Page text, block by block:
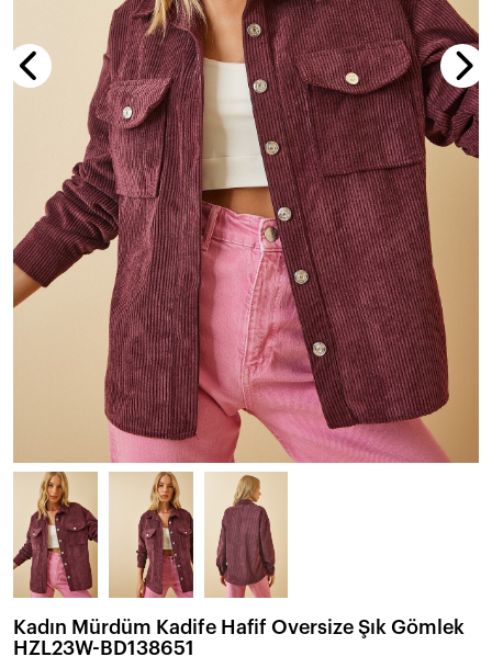
Kadın Mürdüm Kadife Hafif Oversize Şık Gömlek
HZL23W-BD138651